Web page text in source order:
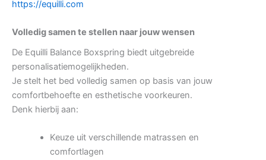
https://equilli.com
Volledig samen te stellen naar jouw wensen
De Equilli Balance Boxspring biedt uitgebreide
personalisatiemogelijkheden.
Je stelt het bed volledig samen op basis van jouw
comfortbehoefte en esthetische voorkeuren.
Denk hierbij aan:
Keuze uit verschillende matrassen en
comfortlagen